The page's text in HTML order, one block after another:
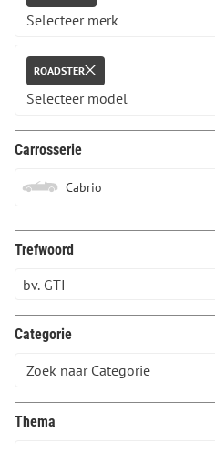
ROADSTER
Carrosserie
Cabrio
Trefwoord
Categorie
Thema